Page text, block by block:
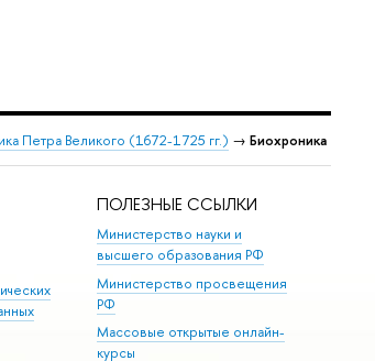
Петра Великого (1672-1725 гг.) → Биохроника
ПОЛЕЗНЫЕ ССЫЛКИ
Министерство науки и
высшего образования РФ
Министерство просвещения
РФ
Массовые открытые онлайн-
курсы